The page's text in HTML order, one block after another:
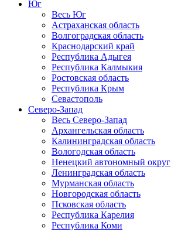
Юг
Весь Юг
Астраханская область
Волгоградская область
Краснодарский край
Республика Адыгея
Республика Калмыкия
Ростовская область
Республика Крым
Севастополь
Северо-Запад
Весь Северо-Запад
Архангельская область
Калининградская область
Вологодская область
Ненецкий автономный округ
Ленинградская область
Мурманская область
Новгородская область
Псковская область
Республика Карелия
Республика Коми